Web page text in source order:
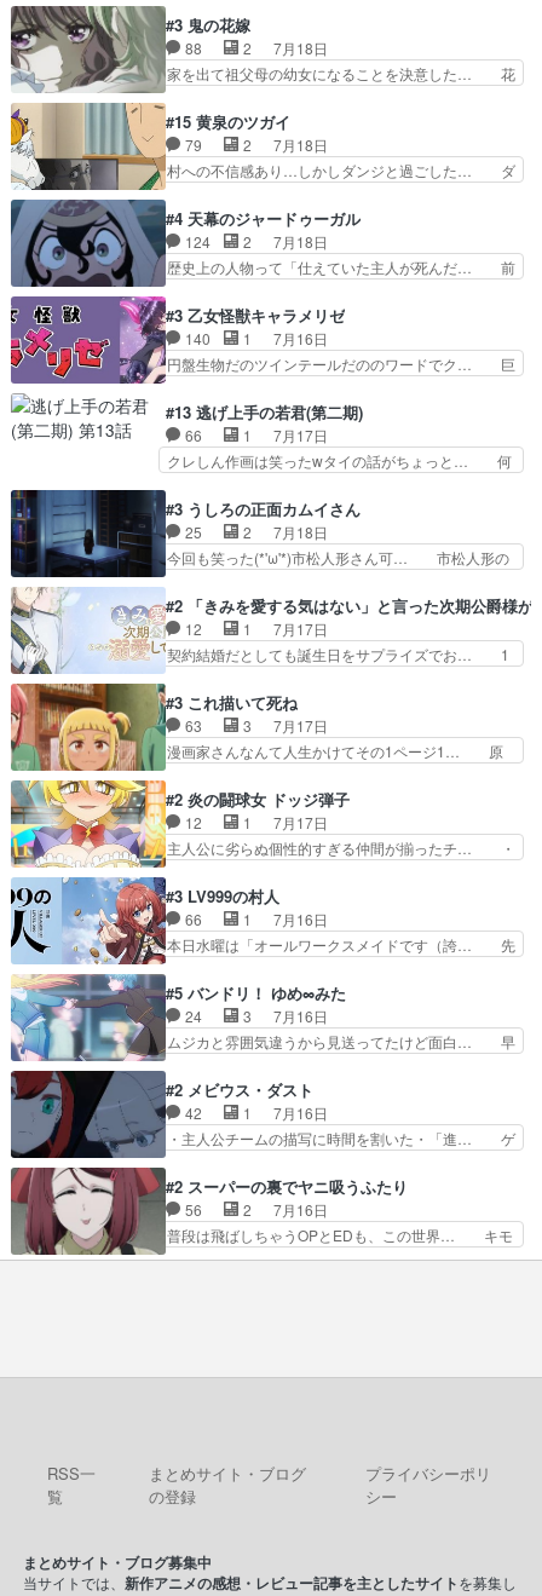
活するようになってからの話… 最後の「かわい
い」の破壊力よ…あれは成田… 糸と4人の弟の関
わり方がどう変化していく…
レール編の始まり、エリザさんの回で「… 「マジ
ラ」と言えば同時上映の「公タロウ」… キュアエ
クレールはやっぱりくれあだったか… エクレール
は誰だ編、遂に答え合わせの時だ… これで自分も
の何もない日常※もっと密着… LIMITかも知れな
い。キュアエクレール… ・解決編、完全に前4話
で謎解きさせるスタ…
#3 鬼の花嫁
88 2
7月18日
家を出て祖父母の幼女になることを決意した… 花
コミどころが多すぎてある意味おもしろ… 胸が凄
くスカッっとしたずっと苦痛を伴って… 祖父母に
人の心があってよかった。それにし… 柚子が家族
と決別する回柚子を傷つけた瑶太… 今期のアニメ
守る姿や祖母の語る玲夜の眼… 常に言ってるけ
ど、ラブコメの主役にも魅力… 家族にずっと理不
尽に虐げられ、我慢を強い…
#15 黄泉のツガイ
79 2
7月18日
村への不信感あり…しかしダンジと過ごした… ダ
ジとの思い出を振り返るユルの表情が本… それぞ
れの思惑が複雑に絡み合い、物語がさ… ユルは一
人になりたいのに、犬がそっと寄り… ダンジが
「俺は側にいる」と言ってくれた幼… 偽りだけで
存在だったからこそ真実が重く… これまで積み重
ねてきた信頼があるからこそ… 一瞬スタッフのユ
ーモア全開爆笑シーンが普…
#4 天幕のジャードゥーガル
124 2
7月18日
歴史上の人物って「仕えていた主人が死んだ… 前
した側にも人としての温かい暮らしがあ… ソルコ
クタニは本を奪うために起こった悲劇… 原論はあ
なた達には当たり前でも私達には始… 周りの同胞
がモンゴルの暮らしに慣れていく… 「肉の味を
になんか既視感を覚えるけどな… ソルコクタニが
憎むべき人であり、かつての… ラストの展開でぞ
くっとした。そういう方向…
#3 乙女怪獣キャラメリゼ
140 1
7月16日
円盤生物だのツインテールだののワードでク… 巨
クロたんのちょっとしたサービスカット… 面白い
設定の作品だね。夢の国デート回は怪… 結構評判
になってたので見てみたけど、評判… 今時初デー
トでそのチョイスは一発アウトだ… 結構、少女マ
お互いの誤解が解けてよかっ… 円盤購入を検討し
始めるくらい最高だったな… 1人のjkとして普通
に生きたいのにそれを…
#13 逃げ上手の若君(第二期)
66 1
7月17日
クレしん作画は笑ったwタイの話がちょっと… 何
の講談から始まり途中も実写演出入った… 相変わ
らずコミカルなKAMAKURA良く… 動画検査させ
ていただきました！待ちに待っ… 1期目の導入も
だけれどもぉ2期目の導入も… 観てたらいつの間
党、Bパートでは庇番衆。… 故郷は遠きにありて
思ふものそれは時行の鎌… というただの日常回か
と思いきや、そこから…
#3 うしろの正面カムイさん
25 2
7月18日
今回も笑った(*'ω'*)市松人形さん可… 市松人形の
の仕事を思わせるケレン味作画… あいかわらず杉
田さんのアドリブっぽいなに… ギャグもいいし作
画も綺麗このシーンは原作… 呪いの人形は仲間に
なるの怪奇組とのネタ被… 呪いの人形、人形相手
のテンポの良さが光… 呪いの人形ドジっ子すぎる
しかも仲間になる… 呪いの人形がビビっとるぞ。
今回あんまりエ…
#2 「きみを愛する気はない」と言った次期公爵様が
12 1
7月17日
契約結婚だとしても誕生日をサプライズでお… 1
いろあったんだな。奥様の心が彼の心を… 政略結
婚による妬みから色んな嫌がらせを受… 【今夜の
アニメAは…】前向き没落令嬢×こ… マウントに
気付かない素直な主人公大丈夫か… もうユリウス
それでいいのか？と思わない… 貴族は階級社会で
大変だ。や、やはり同性に… 第２話をU-NEXTで
視聴しました。視聴…
#3 これ描いて死ね
63 3
7月17日
漫画家さんなんて人生かけてその1ページ1… 原
きで真っ直ぐな主人公と、拗らせに拗ら… にて、
落語部長役で出演させていただきまし… すげえお
もしろかった。アバンの諸星大二郎… ◤￣￣￣￣
￣￣￣￣￣￣￣￣￣￣名場面アイ… メンバーと部
んなジャンル描いてどんどん… 春の南東の空のお
とめ座付近明るい星は20… 明るい現役の青春と
暗い過去の情念とが良い…
#2 炎の闘球女 ドッジ弾子
12 1
7月17日
主人公に劣らぬ個性的すぎる仲間が揃ったチ… ・
登場!因縁のライバル!善の立ち位置で… しょーも
な…こんなもん真面目に見たらバカ… 宿命のライ
バルの襲撃に始まり、燃えるシチ… 早くもライバ
ルチーム。敵もなかなかに個性… があると思った
部も登場し、魅力的なキ… やはり強敵に勝つには
特訓だよ。平仮名で呼… ライバル登場から特訓ま
で異常なテンポと異…
#3 LV999の村人
66 1
7月16日
本日水曜は「オールワークスメイドです（誇… 先
22:59まで！✦キャストサイン入り… 人族と魔族
の融合を目指す浩二…目指すもの… アリスとメノ
ウの話から魔王軍の大規模な宣… 鏡から「アリ
ス、共存の道はやっぱ険しいぜ… 鏡とソフトクリ
浩二の揺るがない信念に思… 鏡さん、活躍する度
に好感度爆上がりですね… ケンタウロス族面白か
ったですね♪タカコち…
#5 バンドリ！ ゆめ∞みた
24 3
7月16日
ムジカと雰囲気違うから見送ってたけど面白… 早
れが偶然イベント会場に居合わせてしま… ビオラ
こいつほんま……残りの2人はビオラ… 見てて興
奮と息苦しさを同時に感じさせるビ… ビオラちゃ
んのお陰であられちゃんと律ちゃ… ・日本語特有
に今期一の悪役がいたとは。… 友達との会話でフ
ェアリィブゥケのイベント… ・ビオラはあられを
見つけて悪だくみを策略…
#2 メビウス・ダスト
42 1
7月16日
・主人公チームの描写に時間を割いた・「進… ゲ
主人公の強火古参ファン出てきたけど何… 勝利に
浮かれる面々の中、アラキは自分の能… ラムスは
隕石で負傷した体の部位を補修した… 次のゲーム
での対決のエピソード。そうなっ… ポリスホッパ
#2 スーパーの裏でヤニ吸うふたり
56 2
7月16日
普段は飛ばしちゃうOPとEDも、この世界… キモ
い自覚あるくせに弁えを知らない男。未… ほんと
RSS一
覧
まとめサイト・ブログ
の登録
プライバシーポリ
シー
まとめサイト・ブログ募集中
当サイトでは、 新作アニメの感想・レビュー記事を主としたサイトを募集し